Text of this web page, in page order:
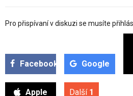
Pro přispívaní v diskuzi se musíte
Facebook Google
Apple Další 1